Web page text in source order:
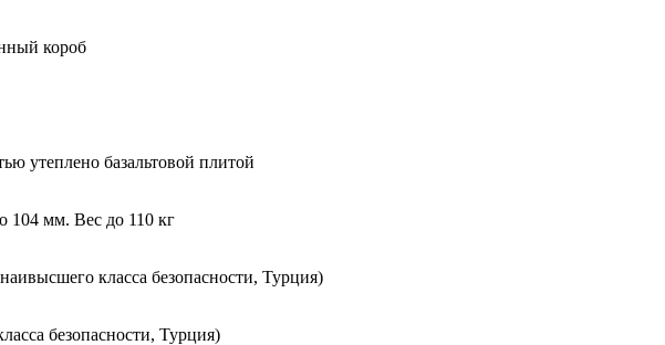
короб
утеплено базальтовой плитой
104 мм. Вес до 110 кг
класса безопасности, Турция)
безопасности, Турция)